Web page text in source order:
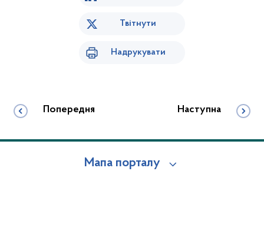
Твітнути
Надрукувати
Попередня Наступна
Мапа порталу